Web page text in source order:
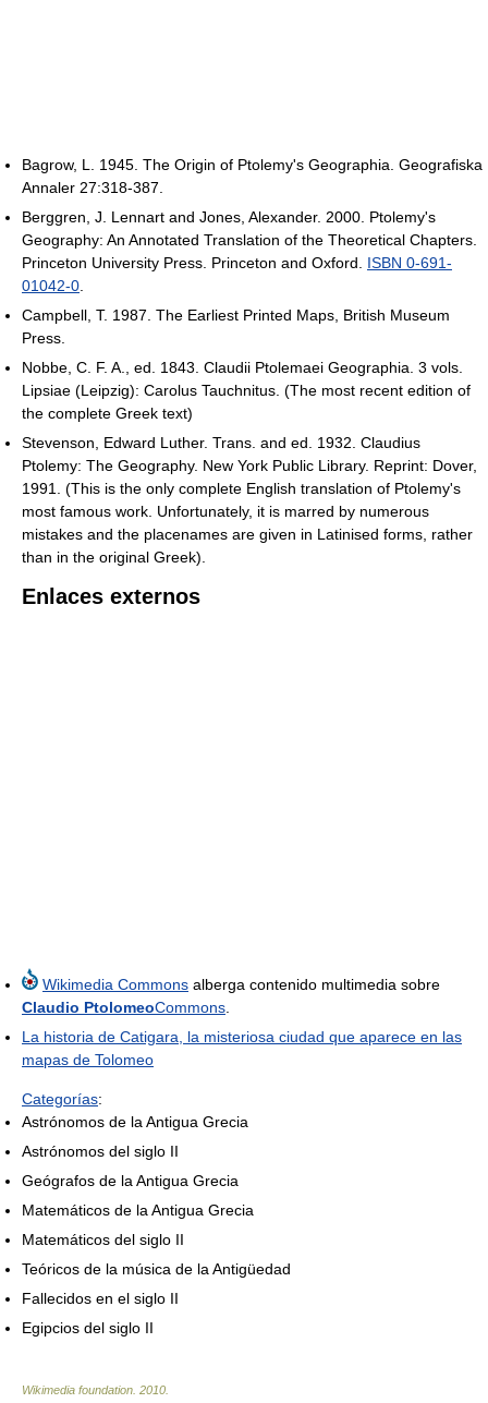
Bagrow, L. 1945. The Origin of Ptolemy's Geographia. Geografiska
Annaler 27:318-387.
Berggren, J. Lennart and Jones, Alexander. 2000. Ptolemy's
Geography: An Annotated Translation of the Theoretical Chapters.
Princeton University Press. Princeton and Oxford. ISBN 0-691-
01042-0.
Campbell, T. 1987. The Earliest Printed Maps, British Museum
Press.
Nobbe, C. F. A., ed. 1843. Claudii Ptolemaei Geographia. 3 vols.
Lipsiae (Leipzig): Carolus Tauchnitus. (The most recent edition of
the complete Greek text)
Stevenson, Edward Luther. Trans. and ed. 1932. Claudius
Ptolemy: The Geography. New York Public Library. Reprint: Dover,
1991. (This is the only complete English translation of Ptolemy's
most famous work. Unfortunately, it is marred by numerous
mistakes and the placenames are given in Latinised forms, rather
than in the original Greek).
Enlaces externos
Wikimedia Commons alberga contenido multimedia sobre
Claudio PtolomeoCommons.
La historia de Catigara, la misteriosa ciudad que aparece en las
mapas de Tolomeo
Categorías:
Astrónomos de la Antigua Grecia
Astrónomos del siglo II
Geógrafos de la Antigua Grecia
Matemáticos de la Antigua Grecia
Matemáticos del siglo II
Teóricos de la música de la Antigüedad
Fallecidos en el siglo II
Egipcios del siglo II
Wikimedia foundation 2010